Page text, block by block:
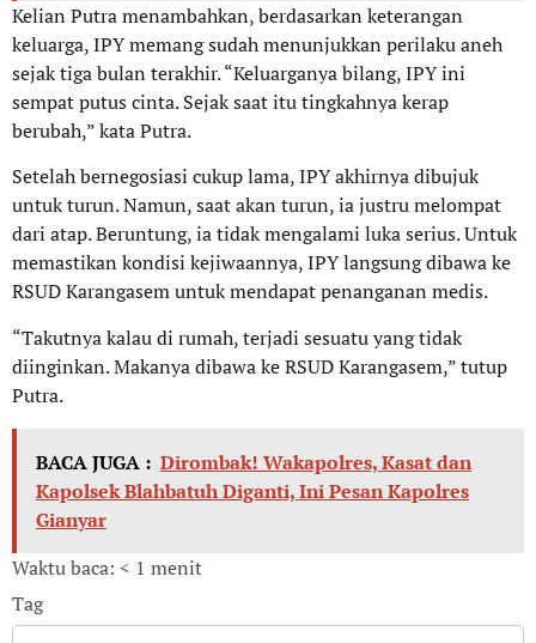
Kelian Putra menambahkan, berdasarkan keterangan
keluarga, IPY memang sudah menunjukkan perilaku aneh
sejak tiga bulan terakhir. “Keluarganya bilang, IPY ini
sempat putus cinta. Sejak saat itu tingkahnya kerap
berubah,” kata Putra.
Setelah bernegosiasi cukup lama, IPY akhirnya dibujuk
untuk turun. Namun, saat akan turun, ia justru melompat
dari atap. Beruntung, ia tidak mengalami luka serius. Untuk
memastikan kondisi kejiwaannya, IPY langsung dibawa ke
RSUD Karangasem untuk mendapat penanganan medis.
“Takutnya kalau di rumah, terjadi sesuatu yang tidak
diinginkan. Makanya dibawa ke RSUD Karangasem,” tutup
Putra.
BACA JUGA : Dirombak! Wakapolres, Kasat dan
Kapolsek Blahbatuh Diganti, Ini Pesan Kapolres
Gianyar
Waktu baca: < 1 menit
Tag